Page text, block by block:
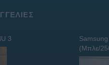
3
(Μπλε/